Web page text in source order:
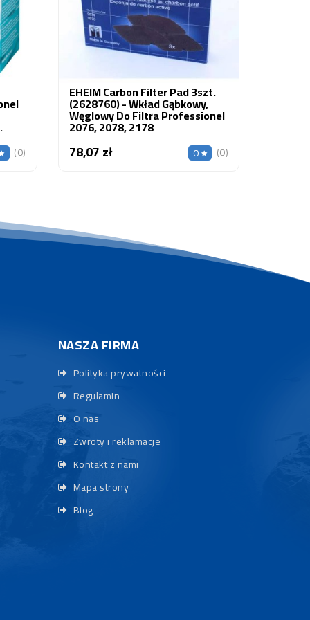
(0)
EHEIM Carbon Filter Pad 3szt.
(2628760) - Wkład Gąbkowy,
Węglowy Do Filtra Professionel
2076, 2078, 2178
78,07 złCena 0 (0)
NASZA FIRMA
Polityka prywatności
Regulamin
O nas
Zwroty i reklamacje
Kontakt z nami
Mapa strony
Blog